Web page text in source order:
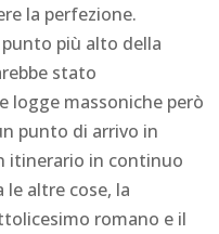
la perfezione.
più alto della
stato
logge massoniche però
punto di arrivo in
itinerario in continuo
altre cose, la
romano e il